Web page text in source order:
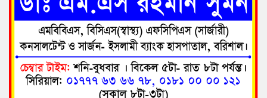
ঝালকাঠির ভীমরুলীর ভাসমান পেয়ারা হাটে মার্কিন রাষ্ট্রদূত
১০
বরিশালের দপদপিয়া সেতুতে বাস-থ্রি হুইলারের মুখোমুখি সংঘর্ষে নিহত
এক, আহত পাঁচ